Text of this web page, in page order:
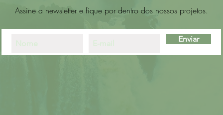
Assine a newsletter e fique por dentro dos nossos projetos.
Enviar